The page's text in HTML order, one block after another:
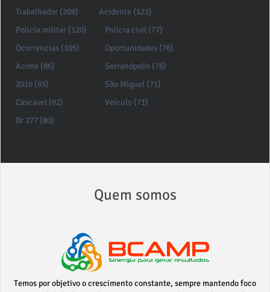
Trabalhador (208)
Acidente (122)
Policia militar (120)
Ocorrencias (105)
Acime (86)
2016 (85)
Cascavel (82)
Br 277 (80)
Policia civil (77)
Oportunidades (76)
Serranópolis (76)
São Miguel (71)
Veículo (71)
Quem somos
Temos por objetivo o crescimento constante, sempre mantendo foco